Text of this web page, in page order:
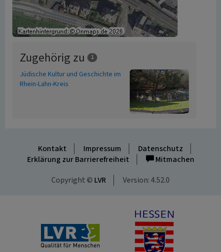
Zugehörig zu 1
Jüdische Kultur und Geschichte im
Rhein-Lahn-Kreis
Kontakt Impressum
Datenschutz
Erklärung zur Barrierefreiheit
Mitmachen
Copyright © LVR Version: 4.52.0